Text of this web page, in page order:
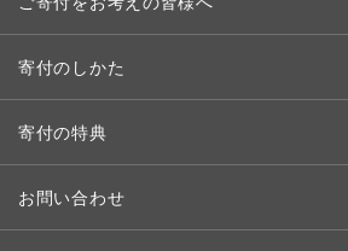
寄付のしかた
寄付の特典
お問い合わせ